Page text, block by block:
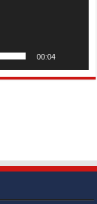
00:04